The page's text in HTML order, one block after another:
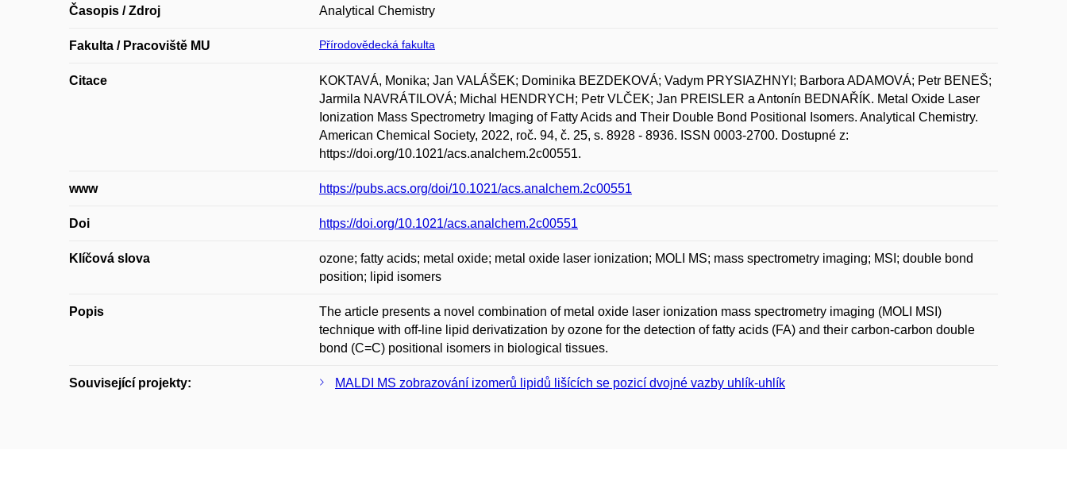
Časopis / Zdroj Analytical Chemistry
Fakulta / Pracoviště MU Přírodovědecká fakulta
Citace
KOKTAVÁ, Monika; Jan VALÁŠEK; Dominika BEZDEKOVÁ; Vadym PRYSIAZHNYI; Barbora ADAMOVÁ; Petr BENEŠ;
Jarmila NAVRÁTILOVÁ; Michal HENDRYCH; Petr VLČEK; Jan PREISLER a Antonín BEDNAŘÍK. Metal Oxide Laser
Ionization Mass Spectrometry Imaging of Fatty Acids and Their Double Bond Positional Isomers. Analytical Chemistry.
American Chemical Society, 2022, roč. 94, č. 25, s. 8928 - 8936. ISSN 0003-2700. Dostupné z:
https://doi.org/10.1021/acs.analchem.2c00551.
www https://pubs.acs.org/doi/10.1021/acs.analchem.2c00551
Doi https://doi.org/10.1021/acs.analchem.2c00551
Klíčová slova
ozone; fatty acids; metal oxide; metal oxide laser ionization; MOLI MS; mass spectrometry imaging; MSI; double bond
position; lipid isomers
Popis
The article presents a novel combination of metal oxide laser ionization mass spectrometry imaging (MOLI MSI)
technique with off-line lipid derivatization by ozone for the detection of fatty acids (FA) and their carbon-carbon double
bond (C=C) positional isomers in biological tissues.
Související projekty: MALDI MS zobrazování izomerů lipidů lišících se pozicí dvojné vazby uhlík-uhlík